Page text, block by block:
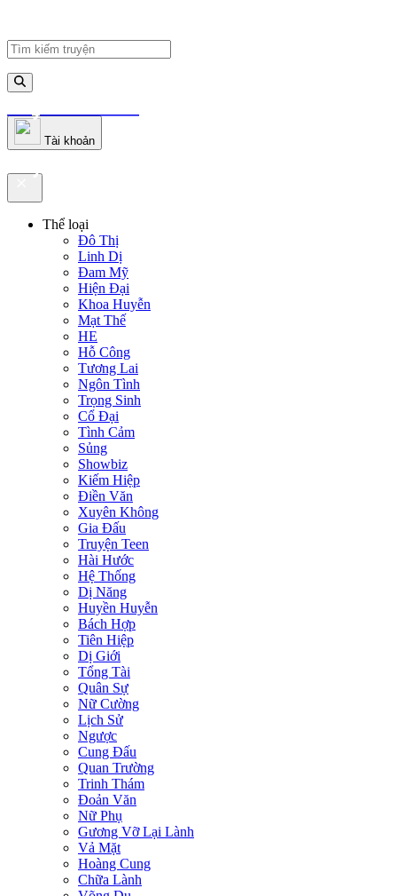
truyenfullz.com
Tài khoản
truyenfullz.com
Thể loại
Đô Thị
Linh Dị
Đam Mỹ
Hiện Đại
Khoa Huyễn
Mạt Thế
HE
Hỗ Công
Tương Lai
Ngôn Tình
Trọng Sinh
Cổ Đại
Tình Cảm
Sủng
Showbiz
Kiếm Hiệp
Điền Văn
Xuyên Không
Gia Đấu
Truyện Teen
Hài Hước
Hệ Thống
Dị Năng
Huyền Huyễn
Bách Hợp
Tiên Hiệp
Dị Giới
Tổng Tài
Quân Sự
Nữ Cường
Lịch Sử
Ngược
Cung Đấu
Quan Trường
Trinh Thám
Đoản Văn
Nữ Phụ
Gương Vỡ Lại Lành
Vả Mặt
Hoàng Cung
Chữa Lành